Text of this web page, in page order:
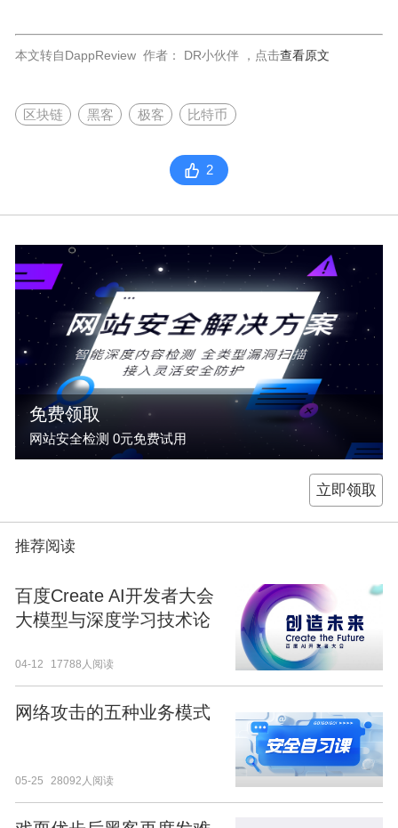
本文转自DappReview 作者： DR小伙伴 ，点击查看原文
区块链 黑客 极客 比特币
2
免费领取
网站安全检测 0元免费试用
立即领取
推荐阅读
百度Create AI开发者大会
大模型与深度学习技术论
04-12 17788人阅读
网络攻击的五种业务模式
05-25 28092人阅读